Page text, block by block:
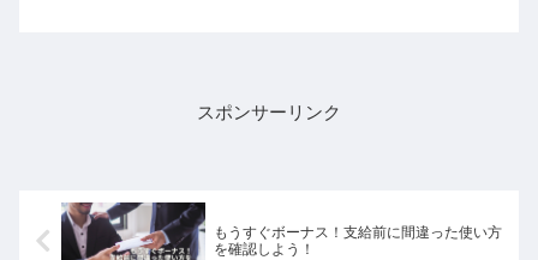
ています。企業を応援しながら投資を行
い、より豊かで持続可能な未来を目指し
スポンサーリンク
もうすぐボーナス！支給前に間違った使い方
を確認しよう！